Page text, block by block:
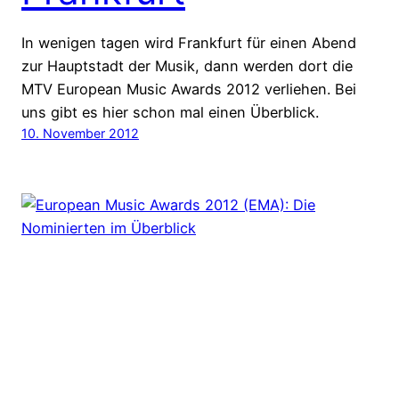
In wenigen tagen wird Frankfurt für einen Abend
zur Hauptstadt der Musik, dann werden dort die
MTV European Music Awards 2012 verliehen. Bei
uns gibt es hier schon mal einen Überblick.
10. November 2012